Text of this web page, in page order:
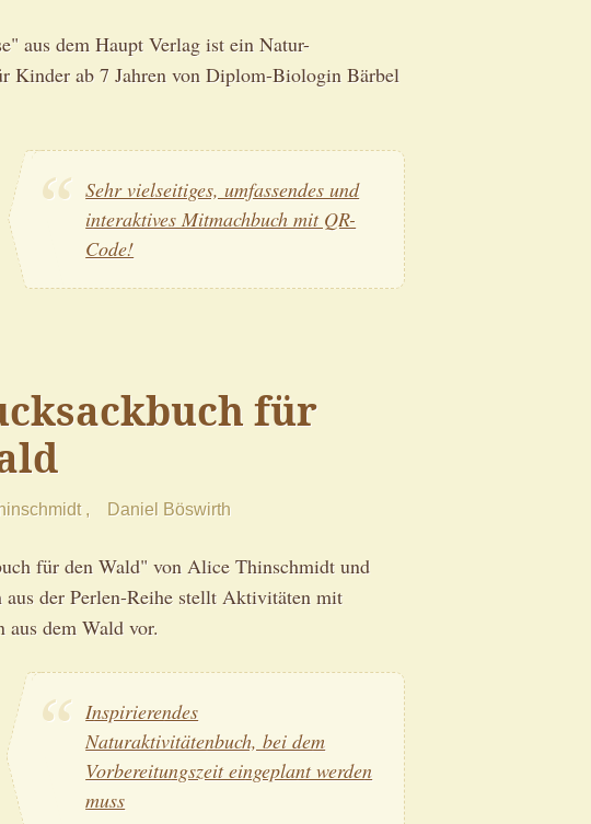
aus dem Haupt Verlag ist ein Natur-
Kinder ab 7 Jahren von Diplom-Biologin Bärbel
Sehr vielseitiges, umfassendes und
interaktives Mitmachbuch mit QR-
Code!
für
Daniel Böswirth
für den Wald" von Alice Thinschmidt und
der Perlen-Reihe stellt Aktivitäten mit
aus dem Wald vor.
Inspirierendes
Naturaktivitätenbuch, bei dem
Vorbereitungszeit eingeplant werden
muss